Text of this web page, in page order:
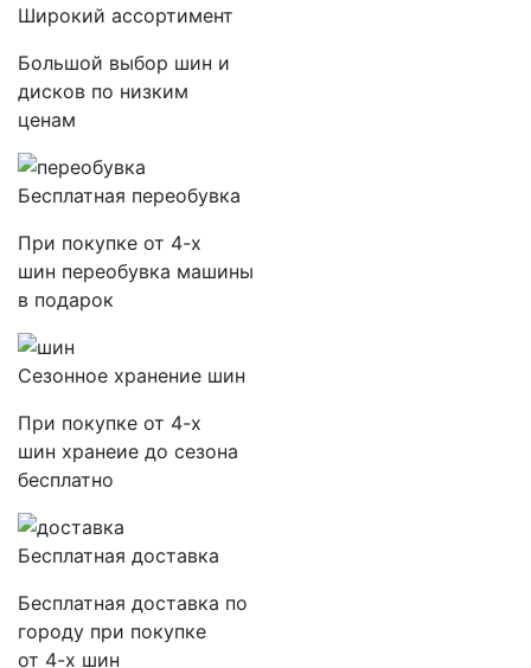
Широкий ассортимент
Большой выбор шин и
дисков по низким
ценам
Бесплатная переобувка
При покупке от 4-х
шин переобувка машины
в подарок
Сезонное хранение шин
При покупке от 4-х
шин хранеие до сезона
бесплатно
Бесплатная доставка
Бесплатная доставка по
городу при покупке
от 4-х шин